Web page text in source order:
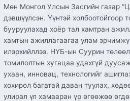
Мөн Монгол Улсын Засгийн газар
дэвшүүлсэн. Үүнтэй холбоотойгоор
бууруулахад хоёр тал хамтран
хамтын ажиллагаагаа улам
илэрхийллээ. НҮБ-ын Суурин
томилолтын хугацаа удахгүй
ухаан, инновац, технологийг
хохирол багатай даван туулах,
улирал үл хамааран үр өгөөжөө